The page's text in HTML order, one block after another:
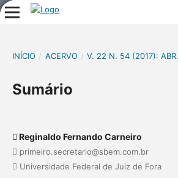
INÍCIO / ACERVO / V. 22 N. 54 (2017):
Sumário
Reginaldo Fernando Carneiro
primeiro.secretario@sbem.com.br
Universidade Federal de Juiz de Fora